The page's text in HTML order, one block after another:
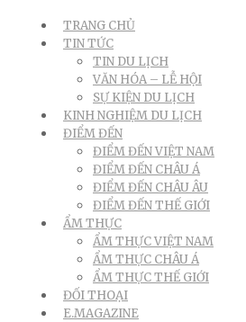
TRANG CHỦ
TIN TỨC
TIN DU LỊCH
VĂN HÓA – LỄ HỘI
SỰ KIỆN DU LỊCH
KINH NGHIỆM DU LỊCH
ĐIỂM ĐẾN
ĐIỂM ĐẾN VIỆT NAM
ĐIỂM ĐẾN CHÂU Á
ĐIỂM ĐẾN CHÂU ÂU
ĐIỂM ĐẾN THẾ GIỚI
ẨM THỰC
ẨM THỰC VIỆT NAM
ẨM THỰC CHÂU Á
ẨM THỰC THẾ GIỚI
ĐỐI THOẠI
E.MAGAZINE